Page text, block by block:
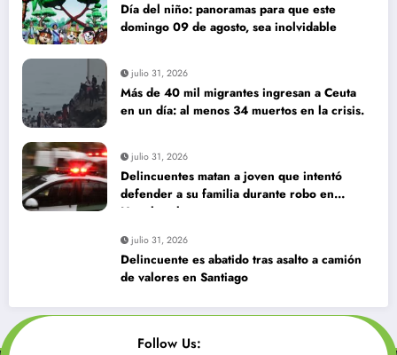
Día del niño: panoramas para que este
domingo 09 de agosto, sea inolvidable
julio 31, 2026
Más de 40 mil migrantes ingresan a Ceuta
en un día: al menos 34 muertos en la crisis.
julio 31, 2026
Delincuentes matan a joven que intentó
defender a su familia durante robo en
Huechuraba
julio 31, 2026
Delincuente es abatido tras asalto a camión
de valores en Santiago
Follow Us: